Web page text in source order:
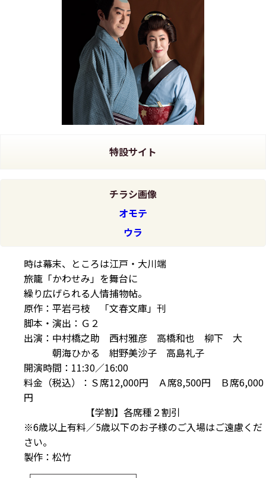
特設サイト
チラシ画像
オモテ
ウラ
時は幕末、ところは江戸・大川端
旅籠「かわせみ」を舞台に
繰り広げられる人情捕物帖。
原作：平岩弓枝 「文春文庫」刊
脚本・演出：Ｇ２
出演：中村橋之助 西村雅彦 高橋和也 柳下 大
朝海ひかる 紺野美沙子 高島礼子
開演時間：11:30／16:00
料金（税込）：Ｓ席12,000円 Ａ席8,500円 Ｂ席6,000
円
【学割】各席種２割引
※6歳以上有料／5歳以下のお子様のご入場はご遠慮くだ
さい。
製作：松竹